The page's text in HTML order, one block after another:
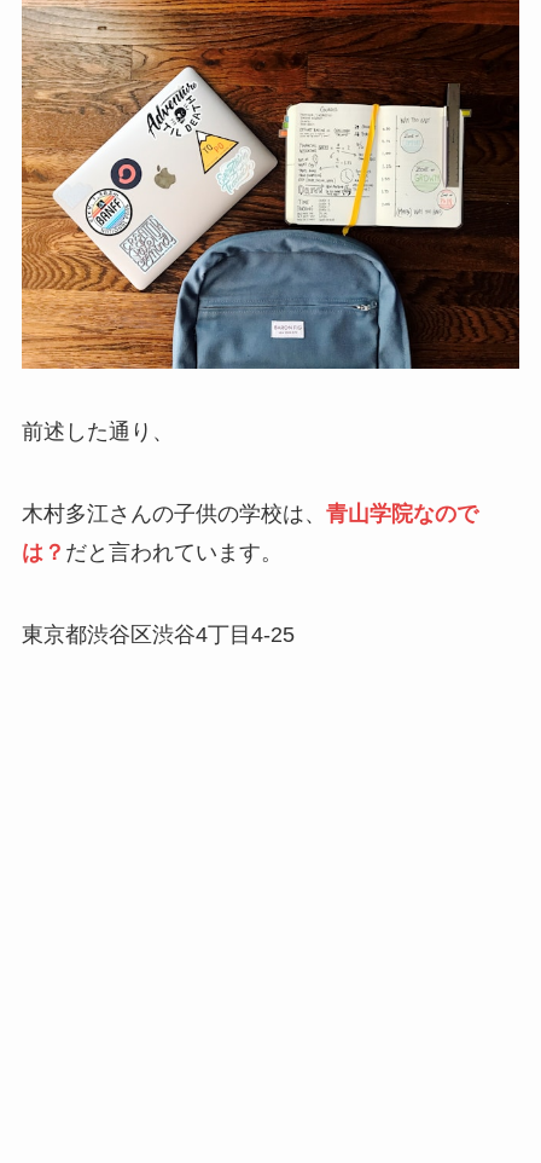
前述した通り、
木村多江さんの子供の学校は、 青山学院なので
は？ だと言われています。
東京都渋谷区渋谷4丁目4-25